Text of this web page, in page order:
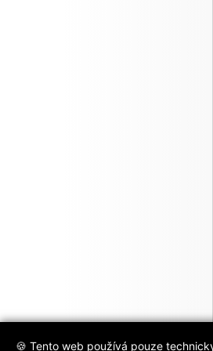
🍪 Tento web používá pouze